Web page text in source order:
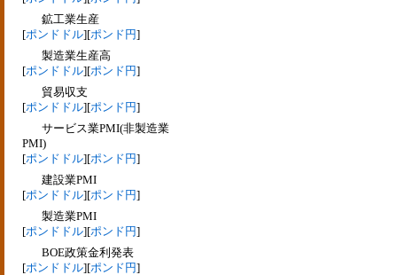
鉱工業生産
[ポンドドル][ポンド円]
製造業生産高
[ポンドドル][ポンド円]
貿易収支
[ポンドドル][ポンド円]
サービス業PMI(非製造業
PMI)
[ポンドドル][ポンド円]
建設業PMI
[ポンドドル][ポンド円]
製造業PMI
[ポンドドル][ポンド円]
BOE政策金利発表
[ポンドドル][ポンド円]